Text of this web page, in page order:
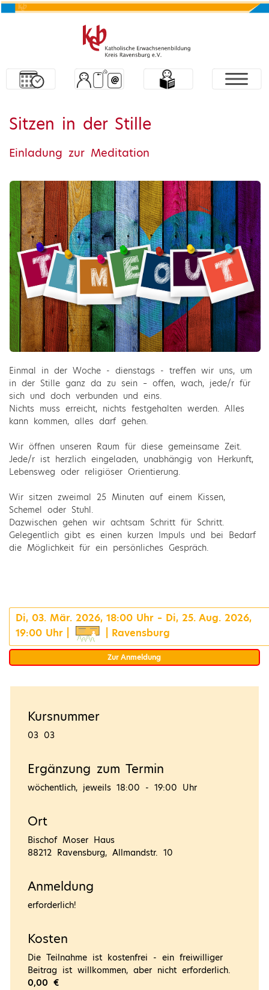
Sitzen in der Stille
Einladung zur Meditation
Einmal in der Woche - dienstags - treffen wir uns, um
in der Stille ganz da zu sein – offen, wach, jede/r für
sich und doch verbunden und eins.
Nichts muss erreicht, nichts festgehalten werden. Alles
kann kommen, alles darf gehen.
Wir öffnen unseren Raum für diese gemeinsame Zeit.
Jede/r ist herzlich eingeladen, unabhängig von Herkunft,
Lebensweg oder religiöser Orientierung.
Wir sitzen zweimal 25 Minuten auf einem Kissen,
Schemel oder Stuhl.
Dazwischen gehen wir achtsam Schritt für Schritt.
Gelegentlich gibt es einen kurzen Impuls und bei Bedarf
die Möglichkeit für ein persönliches Gespräch.
Di, 03. Mär. 2026, 18:00 Uhr – Di, 25. Aug. 2026,
19:00 Uhr |
| Ravensburg
Zur Anmeldung
Kursnummer
03 03
Ergänzung zum Termin
wöchentlich, jeweils 18:00 - 19:00 Uhr
Ort
Bischof Moser Haus
88212 Ravensburg, Allmandstr. 10
Anmeldung
erforderlich!
Kosten
Die Teilnahme ist kostenfrei - ein freiwilliger
Beitrag ist willkommen, aber nicht erforderlich.
0,00 €